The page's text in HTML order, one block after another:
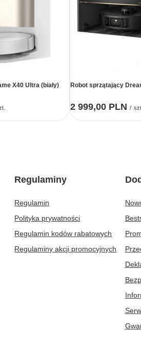
X40 Ultra (biały) Robot sprzątający
2 999,00 PLN / szt.
Regulaminy
Regulamin
Polityka prywatności
Regulamin kodów rabatowych
Regulaminy akcji promocyjnych